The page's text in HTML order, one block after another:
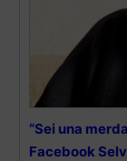
“Sei una
Facebook